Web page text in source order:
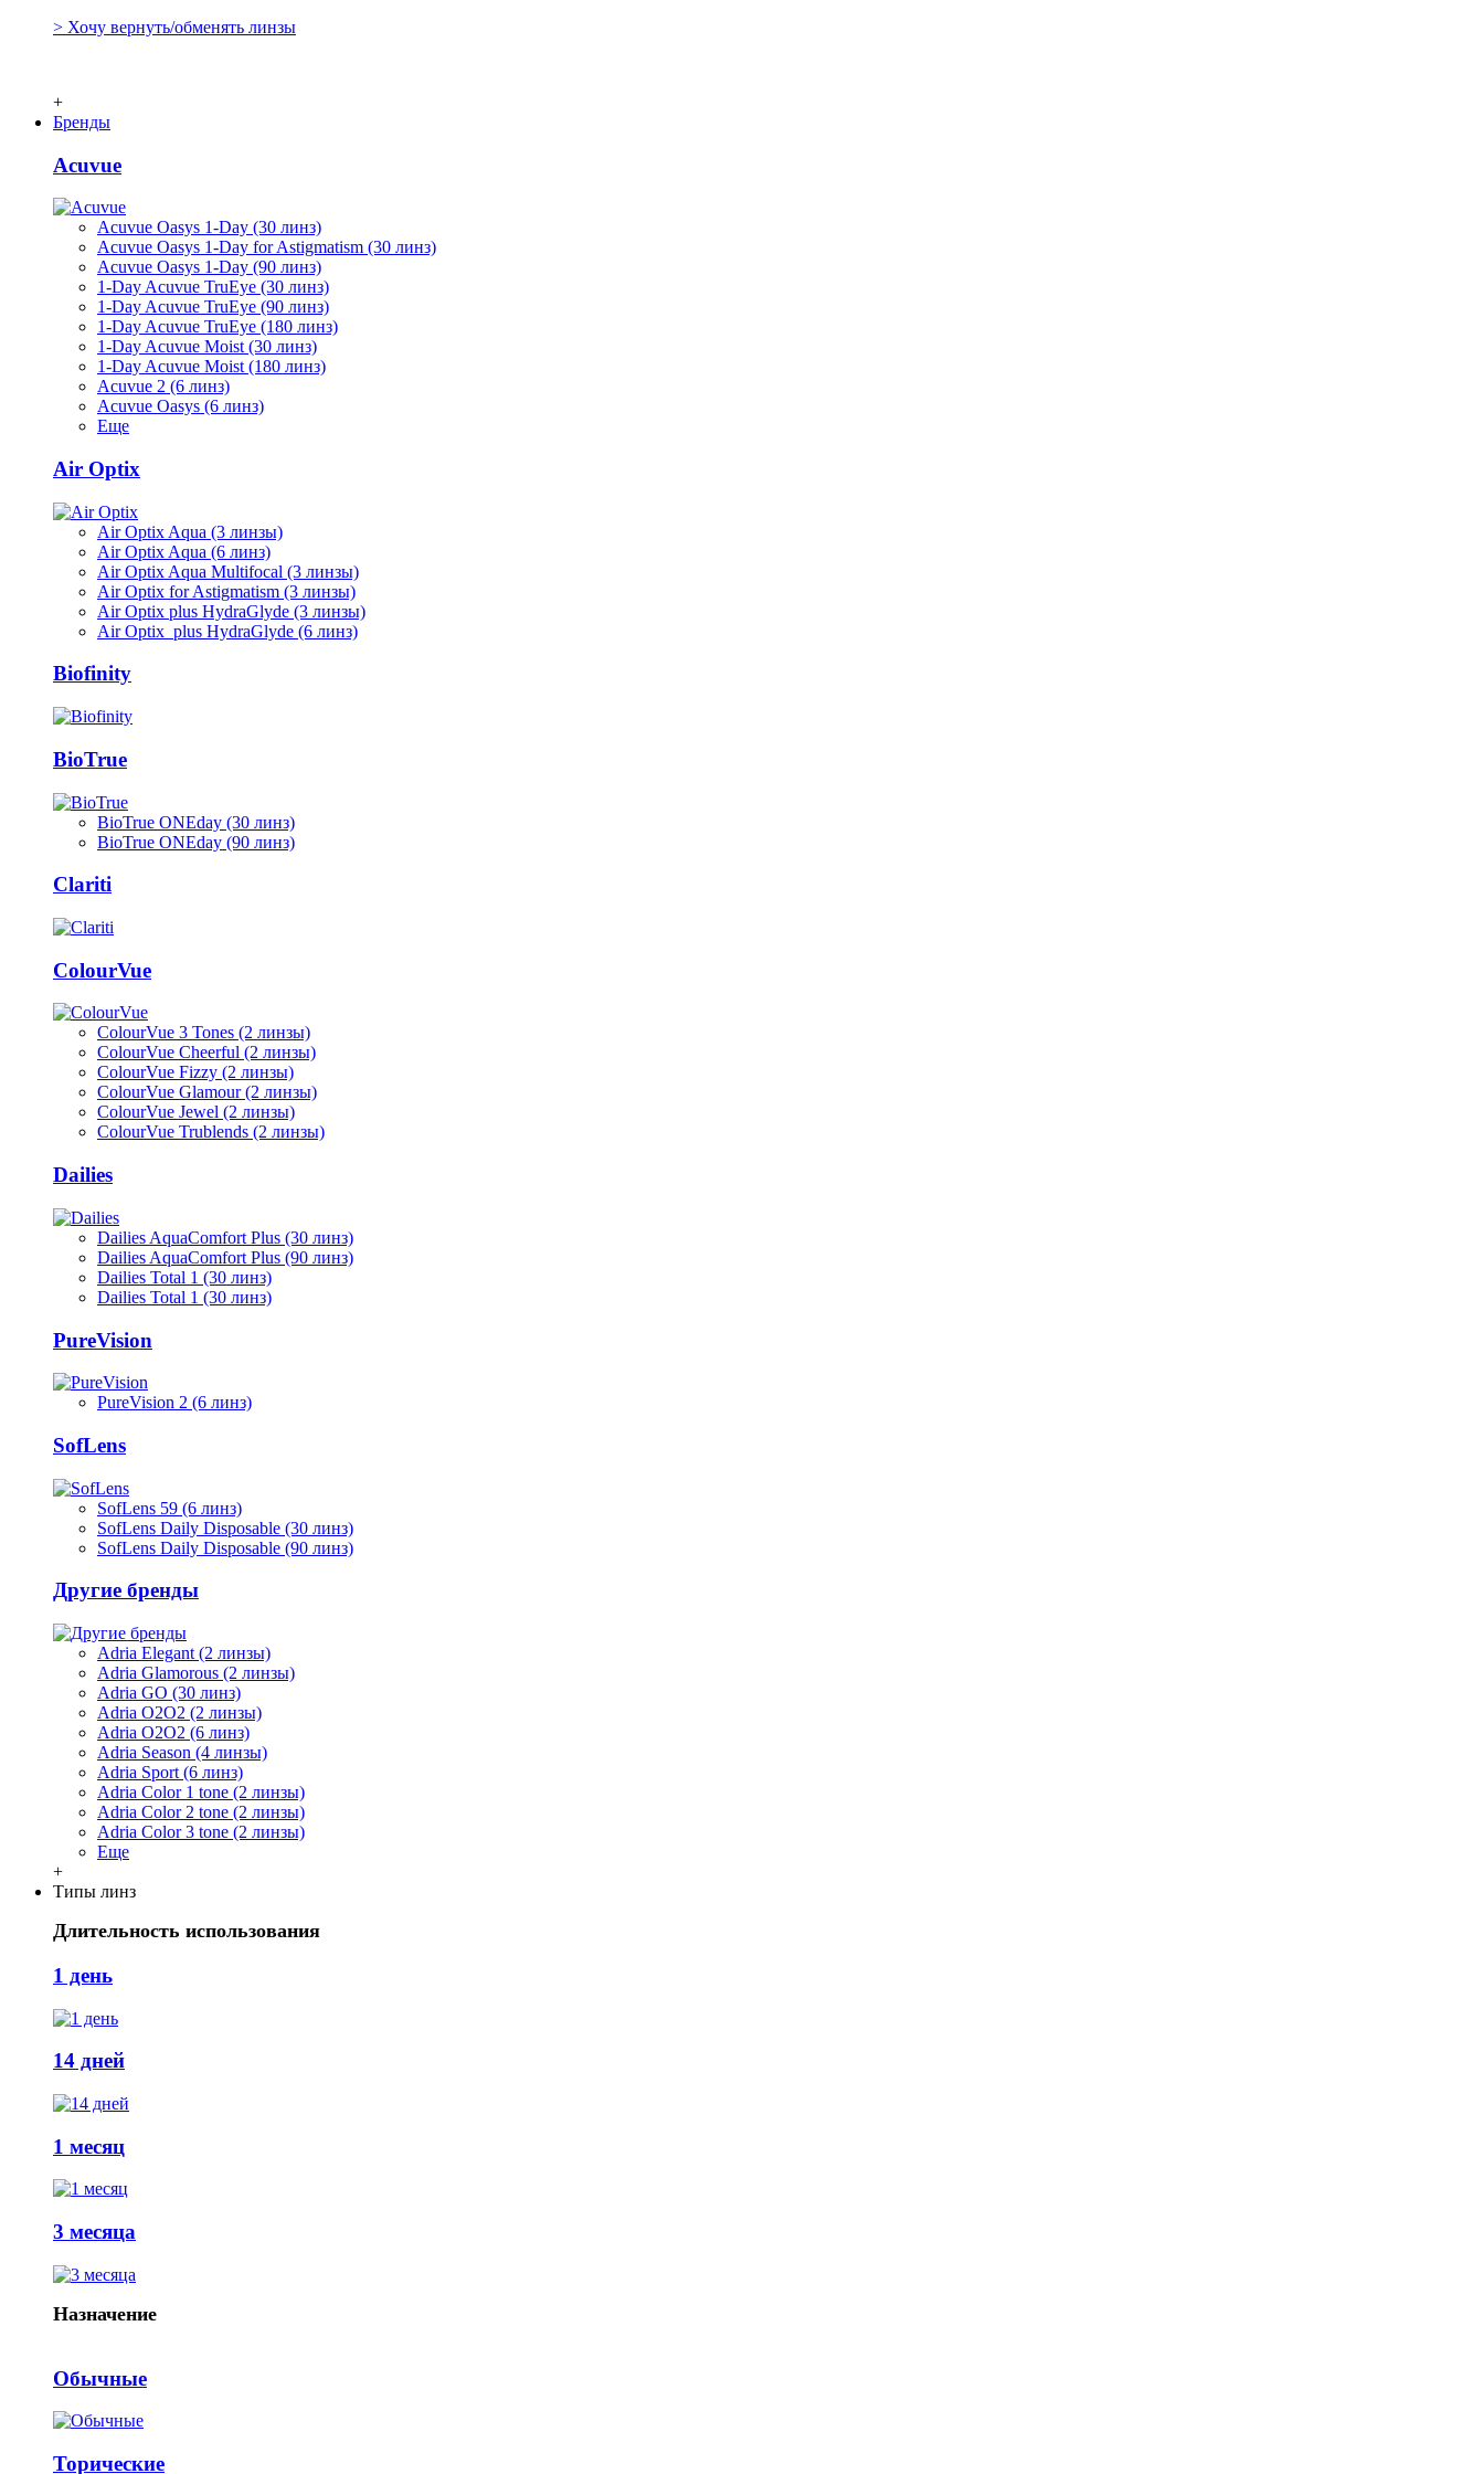
> Хочу вернуть/обменять линзы
+
Бренды
Acuvue
Acuvue Oasys 1-Day (30 линз)
Acuvue Oasys 1-Day for Astigmatism (30 линз)
Acuvue Oasys 1-Day (90 линз)
1-Day Acuvue TruEye (30 линз)
1-Day Acuvue TruEye (90 линз)
1-Day Acuvue TruEye (180 линз)
1-Day Acuvue Moist (30 линз)
1-Day Acuvue Moist (180 линз)
Acuvue 2 (6 линз)
Acuvue Oasys (6 линз)
Еще
Air Optix
Air Optix Aqua (3 линзы)
Air Optix Aqua (6 линз)
Air Optix Aqua Multifocal (3 линзы)
Air Optix for Astigmatism (3 линзы)
Air Optix plus HydraGlyde (3 линзы)
Air Optix plus HydraGlyde (6 линз)
Biofinity
BioTrue
BioTrue ONEday (30 линз)
BioTrue ONEday (90 линз)
Clariti
ColourVue
ColourVue 3 Tones (2 линзы)
ColourVue Cheerful (2 линзы)
ColourVue Fizzy (2 линзы)
ColourVue Glamour (2 линзы)
ColourVue Jewel (2 линзы)
ColourVue Trublends (2 линзы)
Dailies
Dailies AquaComfort Plus (30 линз)
Dailies AquaComfort Plus (90 линз)
Dailies Total 1 (30 линз)
Dailies Total 1 (30 линз)
PureVision
PureVision 2 (6 линз)
SofLens
SofLens 59 (6 линз)
SofLens Daily Disposable (30 линз)
SofLens Daily Disposable (90 линз)
Другие бренды
Adria Elegant (2 линзы)
Adria Glamorous (2 линзы)
Adria GO (30 линз)
Adria O2O2 (2 линзы)
Adria O2O2 (6 линз)
Adria Season (4 линзы)
Adria Sport (6 линз)
Adria Сolor 1 tone (2 линзы)
Adria Сolor 2 tone (2 линзы)
Adria Сolor 3 tone (2 линзы)
Еще
+
Типы линз
Длительность использования
1 день
14 дней
1 месяц
3 месяца
Назначение
Обычные
Торические